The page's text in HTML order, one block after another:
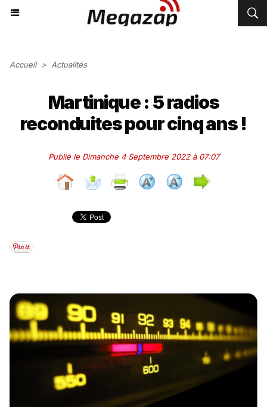
Accueil > Actualités
Martinique : 5 radios
reconduites pour cinq ans !
Publié le Dimanche 4 Septembre 2022 à 07:07